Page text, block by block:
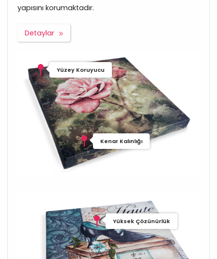
yapısını korumaktadır.
Detaylar
Yüzey Koruyucu
Kenar Kalınlığı
Yüksek Çözünürlük